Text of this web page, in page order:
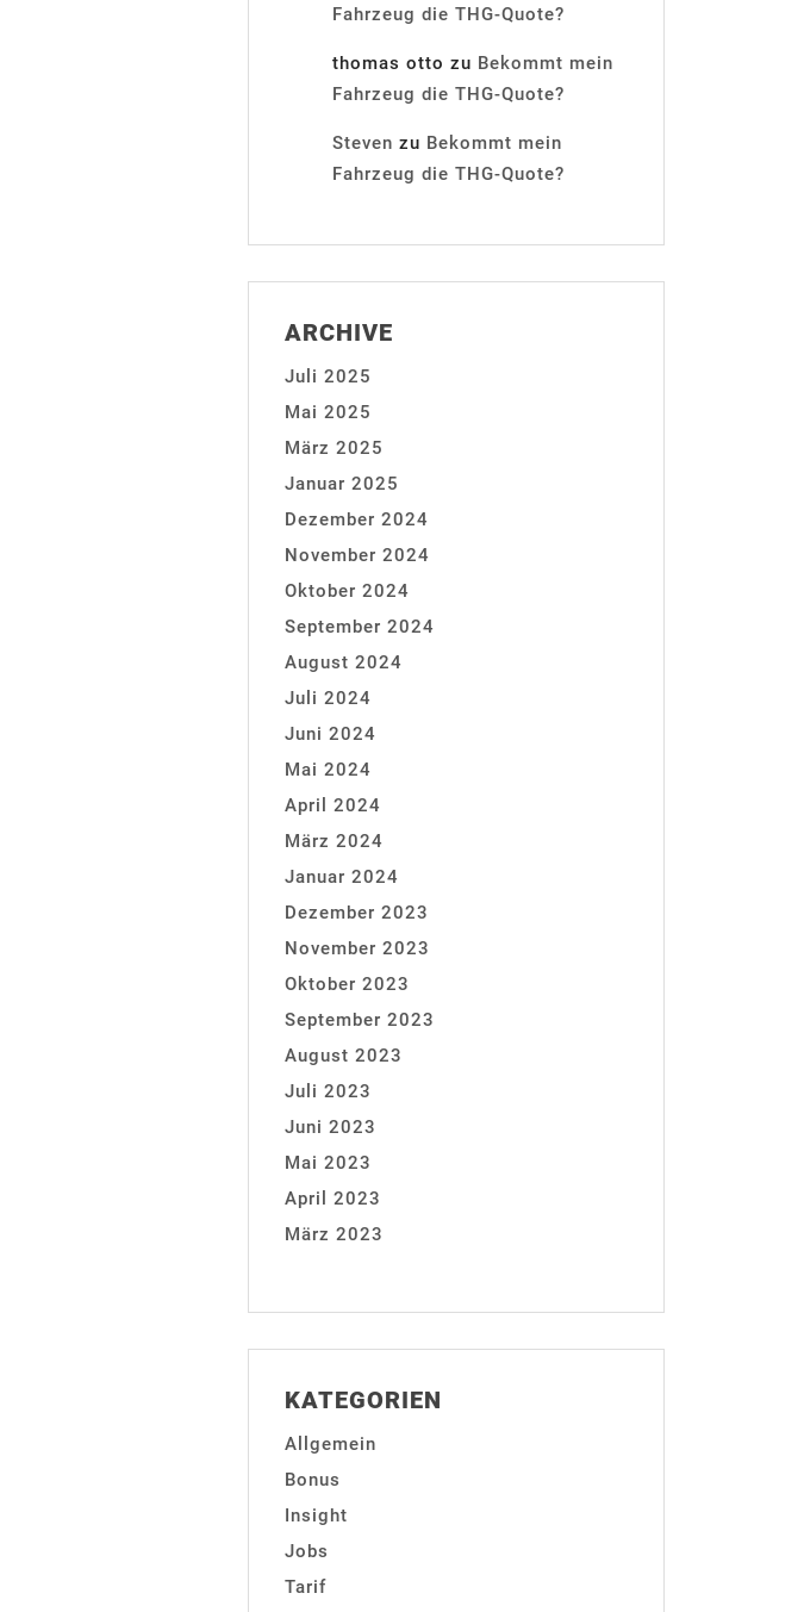
Fahrzeug die THG-Quote?
thomas otto zu Bekommt mein
Fahrzeug die THG-Quote?
Steven zu Bekommt mein
Fahrzeug die THG-Quote?
ARCHIVE
Juli 2025
Mai 2025
März 2025
Januar 2025
Dezember 2024
November 2024
Oktober 2024
September 2024
August 2024
Juli 2024
Juni 2024
Mai 2024
April 2024
März 2024
Januar 2024
Dezember 2023
November 2023
Oktober 2023
September 2023
August 2023
Juli 2023
Juni 2023
Mai 2023
April 2023
März 2023
KATEGORIEN
Allgemein
Bonus
Insight
Jobs
Tarif